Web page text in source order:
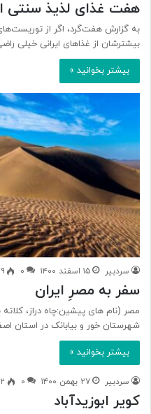
هفت غذای لذیذ سنتی
به گزارش هفت‌گرد، اگر از
بیشترشان از غذاهای ایرانی خیلی
بیشتر بخوانید »
سردبیر ۱۵ اسفند ۱۴۰۰ ۰
سفر به مصرِ ایران
مصر (نام های پیشین:چاه دراز،
شهرستان خور و بیابانک در استان
بیشتر بخوانید »
سردبیر ۲۷ بهمن ۱۴۰۰ ۰
کویر ابوزیدآباد